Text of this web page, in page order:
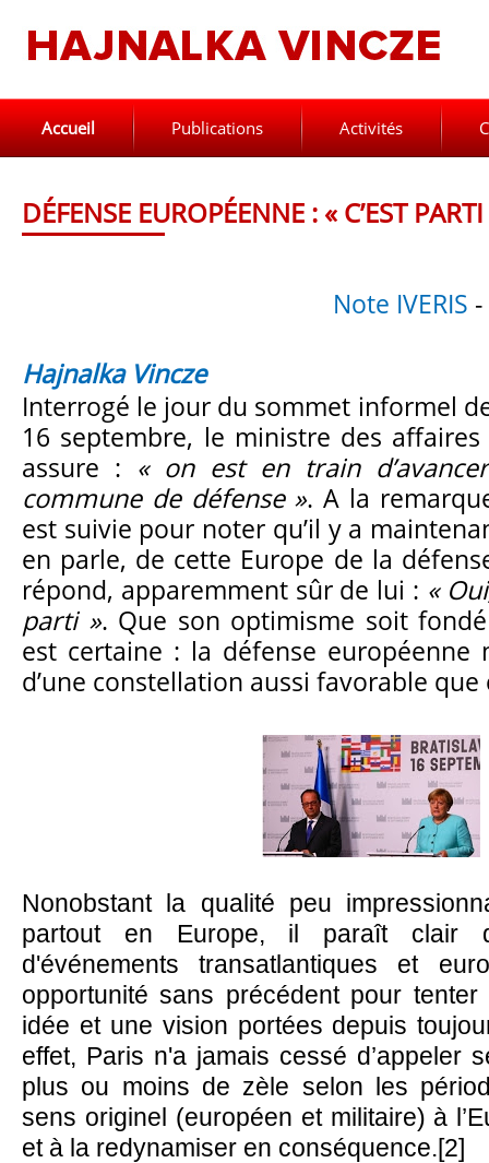
Accueil Publications Activités
DÉFENSE EUROPÉENNE : « C’EST
Note IVERIS
Hajnalka Vincze
Interrogé le jour du sommet informel
16 septembre, le ministre des
assure : « on est en train
commune de défense ». A la
est suivie pour noter qu’il y a
en parle, de cette Europe de la
répond, apparemment sûr de lui : «
parti ». Que son optimisme soit
est certaine : la défense européenne
d’une constellation aussi favorable que
Nonobstant la qualité peu
partout en Europe, il paraît clair
d'événements transatlantiques et
opportunité sans précédent pour
idée et une vision portées depuis
effet, Paris n'a jamais cessé d’appeler
plus ou moins de zèle selon les
sens originel (européen et militaire) à
et à la redynamiser en conséquence.[2]